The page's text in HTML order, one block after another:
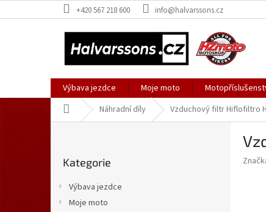
na
+420 567 218 600 info@halvarssons.cz
Výbava jezdce Moje moto
Domů Náhradní díly Vzduchový filtr Hiflofiltro
kategorie
Kategorie
Výbava jezdce
Moje moto